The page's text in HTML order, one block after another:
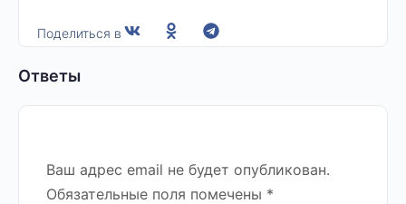
Поделиться в
Ответы
Ваш адрес email не будет опубликован.
Обязательные поля помечены *